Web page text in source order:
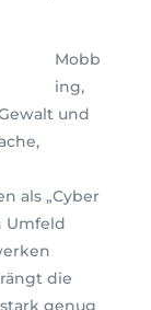
Mobb
ing,
und
als „Cyber
Umfeld
die
genug